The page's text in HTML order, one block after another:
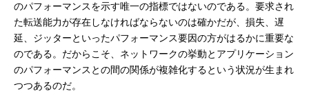
のパフォーマンスを示す唯一の指標ではないのである。要求され
た転送能力が存在しなければならないのは確かだが、損失、遅
延、ジッターといったパフォーマンス要因の方がはるかに重要な
のである。だからこそ、ネットワークの挙動とアプリケーション
のパフォーマンスとの間の関係が複雑化するという状況が生まれ
つつあるのだ。